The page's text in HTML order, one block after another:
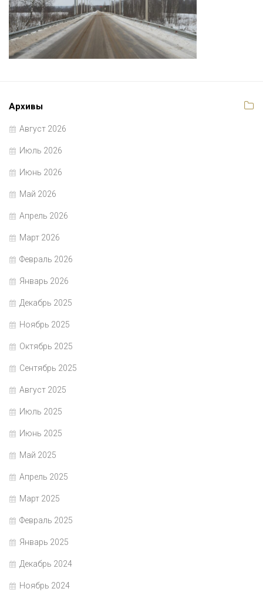
Архивы
Август 2026
Июль 2026
Июнь 2026
Май 2026
Апрель 2026
Март 2026
Февраль 2026
Январь 2026
Декабрь 2025
Ноябрь 2025
Октябрь 2025
Сентябрь 2025
Август 2025
Июль 2025
Июнь 2025
Май 2025
Апрель 2025
Март 2025
Февраль 2025
Январь 2025
Декабрь 2024
Ноябрь 2024